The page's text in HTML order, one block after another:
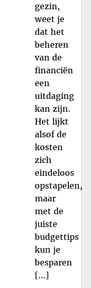
gezin,
weet je
dat het
beheren
van de
financiën
een
uitdaging
kan zijn.
Het lijkt
alsof de
kosten
zich
eindeloos
opstapelen,
maar
met de
juiste
budgettips
kun je
besparen
[…]